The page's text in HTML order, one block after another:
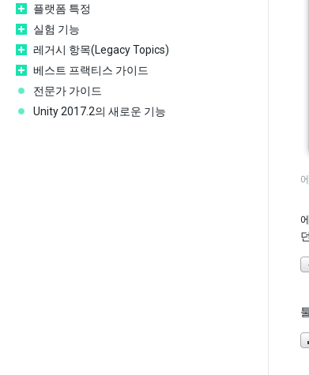
플랫폼 특정
실험 기능
레거시 항목(Legacy Topics)
베스트 프랙티스 가이드
전문가 가이드
Unity 2017.2의 새로운 기능